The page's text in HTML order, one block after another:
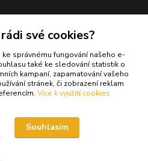
394
sběr cookies.
své cookies?
správnému fungování našeho e-
také ke sledování statistik o
kampaní, zapamatování vašeho
stránek, či zobrazení reklam
Více k využití cookies
Souhlasím